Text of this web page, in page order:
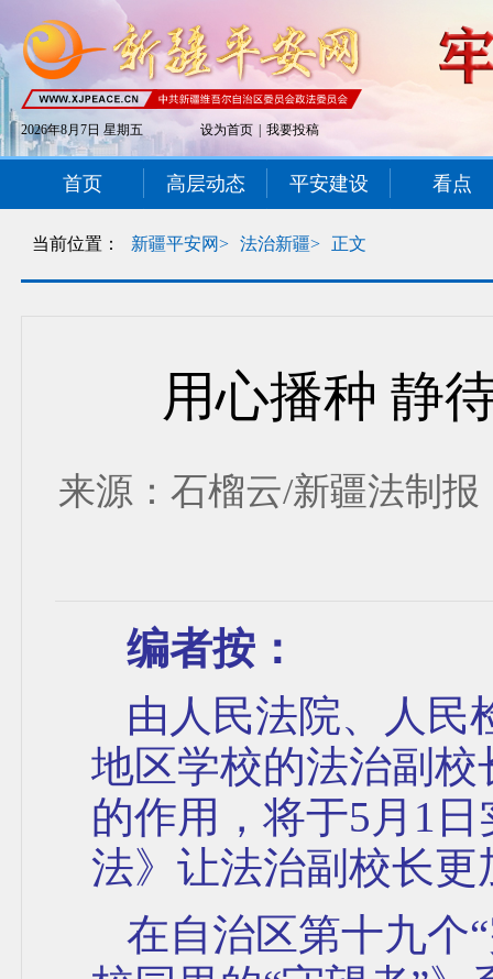
2026年8月7日 星期五 设为首页 我要投稿
首页 高层动态 平安建设 看点
当前位置： 新疆平安网> 法治新疆> 正文
用心播种 静
来源：石榴云/新疆法制
编者按：
由人民法院、人民
地区学校的法治副
的作用，将于5月1
法》让法治副校长更
在自治区第十九个